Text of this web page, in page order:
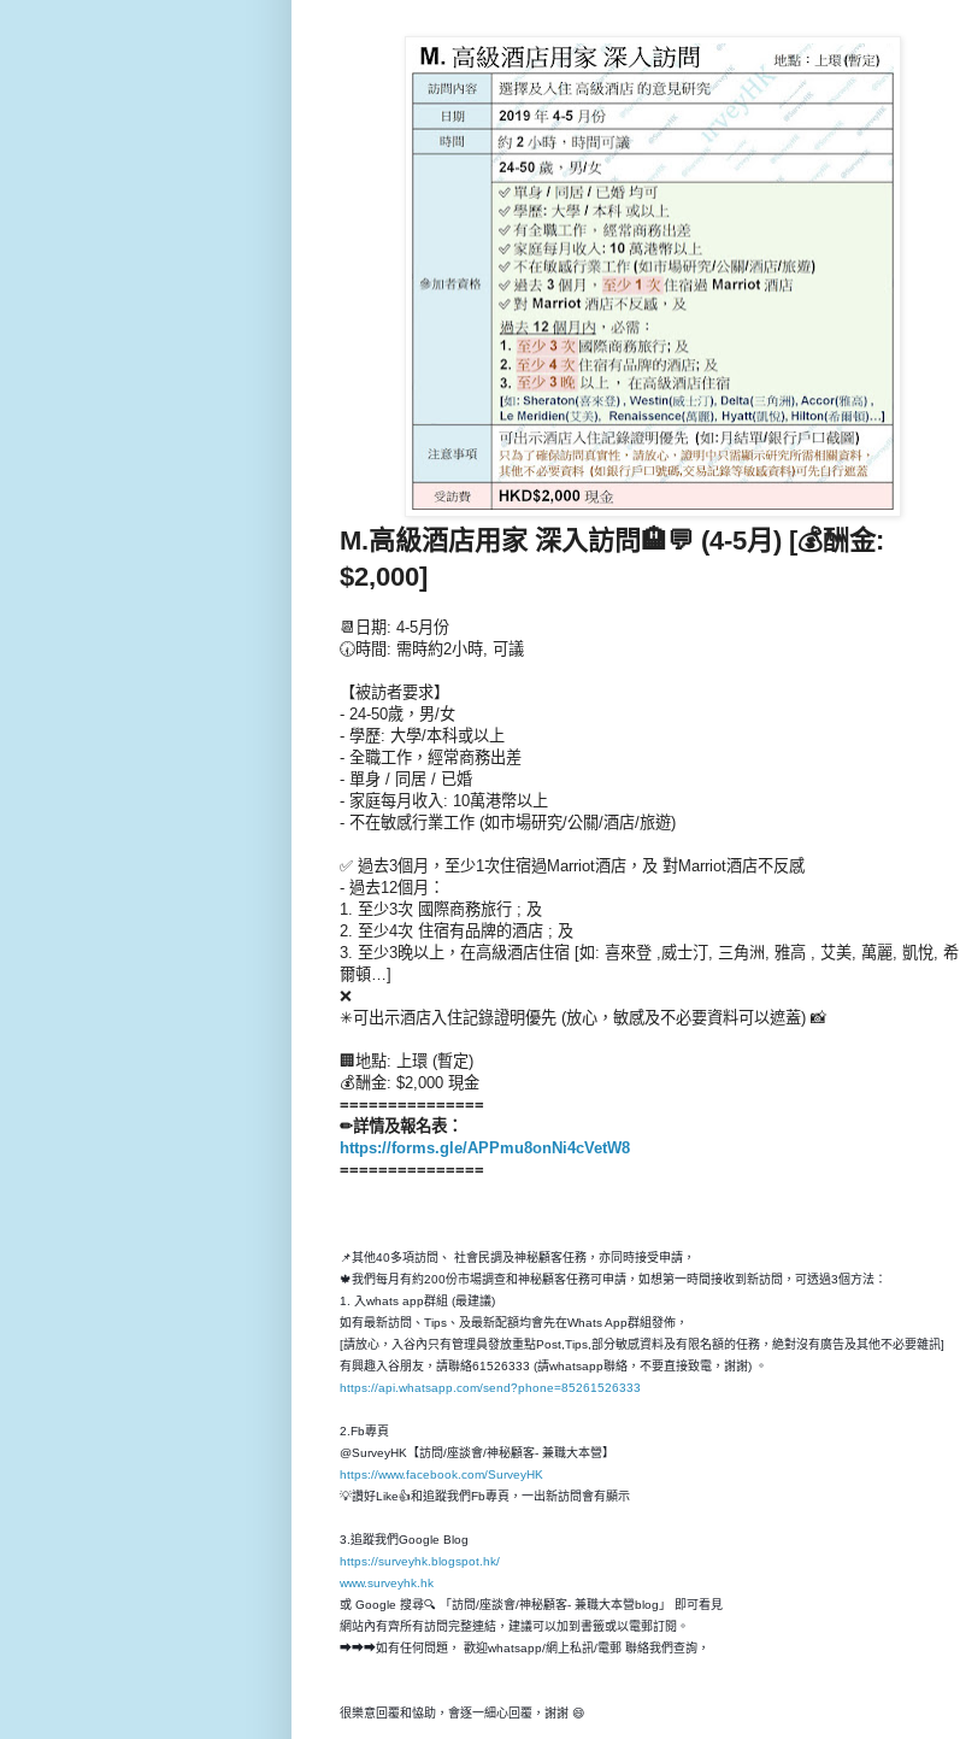
M.高級酒店用家 深入訪問🏨💬 (4-5月) [💰酬金:
$2,000]
📆日期: 4-5月份
🕢時間: 需時約2小時, 可議
【被訪者要求】
- 24-50歲，男/女
- 學歷: 大學/本科或以上
- 全職工作，經常商務出差
- 單身 / 同居 / 已婚
- 家庭每月收入: 10萬港幣以上
- 不在敏感行業工作 (如市場研究/公關/酒店/旅遊)
✅ 過去3個月，至少1次住宿過Marriot酒店，及 對Marriot酒店不反感
- 過去12個月：
1. 至少3次 國際商務旅行 ; 及
2. 至少4次 住宿有品牌的酒店 ; 及
3. 至少3晚以上，在高級酒店住宿 [如: 喜來登 ,威士汀, 三角洲, 雅高 , 艾美, 萬麗, 凱悅, 希
爾頓…]
❌
✳可出示酒店入住記錄證明優先 (放心，敏感及不必要資料可以遮蓋) 📸
🏢地點: 上環 (暫定)
💰酬金: $2,000 現金
===============
✏詳情及報名表：
https://forms.gle/APPmu8onNi4cVetW8
===============
📌其他40多項訪問、 社會民調及神秘顧客任務，亦同時接受申請，
🍁我們每月有約200份市場調查和神秘顧客任務可申請，如想第一時間接收到新訪問，可透過3個方法：
1. 入whats app群組 (最建議)
如有最新訪問、Tips、及最新配額均會先在Whats App群組發佈，
[請放心，入谷內只有管理員發放重點Post,Tips,部分敏感資料及有限名額的任務，絶對沒有廣告及其他不必要雜訊]
有興趣入谷朋友，請聯絡61526333 (請whatsapp聯絡，不要直接致電，謝謝) 。
https://api.whatsapp.com/send?phone=85261526333
2.Fb專頁
@SurveyHK【訪問/座談會/神秘顧客- 兼職大本營】
https://www.facebook.com/SurveyHK
💡讚好Like👍和追蹤我們Fb專頁，一出新訪問會有顯示
3.追蹤我們Google Blog
https://surveyhk.blogspot.hk/
www.surveyhk.hk
或 Google 搜尋🔍 「訪問/座談會/神秘顧客- 兼職大本營blog」 即可看見
網站內有齊所有訪問完整連結，建議可以加到書籤或以電郵訂閱。
➡➡➡如有任何問題， 歡迎whatsapp/網上私訊/電郵 聯絡我們查詢，
很樂意回覆和恊助，會逐一細心回覆，謝謝 😄